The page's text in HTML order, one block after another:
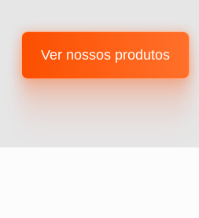
Ver nossos produtos